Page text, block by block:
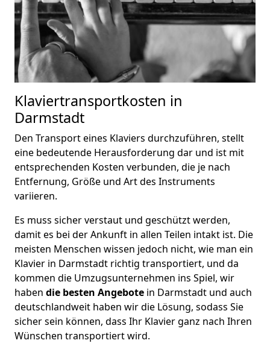
Klaviertransportkosten in
Darmstadt
Den Transport eines Klaviers durchzuführen, stellt
eine bedeutende Herausforderung dar und ist mit
entsprechenden Kosten verbunden, die je nach
Entfernung, Größe und Art des Instruments
variieren.
Es muss sicher verstaut und geschützt werden,
damit es bei der Ankunft in allen Teilen intakt ist. Die
meisten Menschen wissen jedoch nicht, wie man ein
Klavier in Darmstadt richtig transportiert, und da
kommen die Umzugsunternehmen ins Spiel, wir
haben die besten Angebote in Darmstadt und auch
deutschlandweit haben wir die Lösung, sodass Sie
sicher sein können, dass Ihr Klavier ganz nach Ihren
Wünschen transportiert wird.